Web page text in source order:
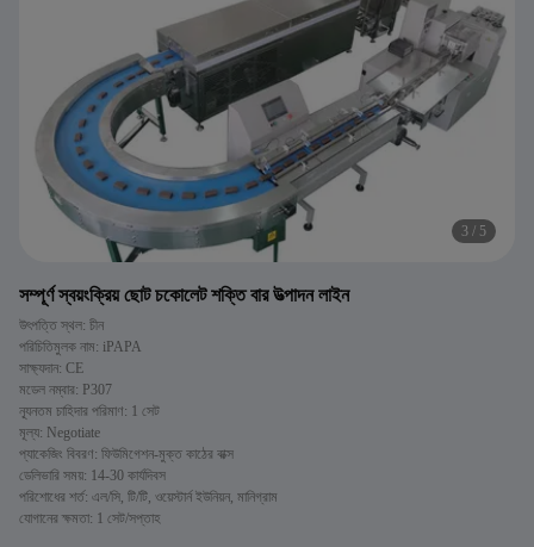
4 / 5
সম্পূর্ণ স্বয়ংক্রিয় ছোট চকোলেট শক্তি বার উত্পাদন লাইন
উৎপত্তি স্থল: চীন
পরিচিতিমুলক নাম: iPAPA
সাক্ষ্যদান: CE
মডেল নম্বার: P307
ন্যূনতম চাহিদার পরিমাণ: 1 সেট
মূল্য: Negotiate
প্যাকেজিং বিবরণ: ফিউমিগেশন-মুক্ত কাঠের বাক্স
ডেলিভারি সময়: 14-30 কার্যদিবস
পরিশোধের শর্ত: এল/সি, টি/টি, ওয়েস্টার্ন ইউনিয়ন, মানিগ্রাম
যোগানের ক্ষমতা: 1 সেট/সপ্তাহ